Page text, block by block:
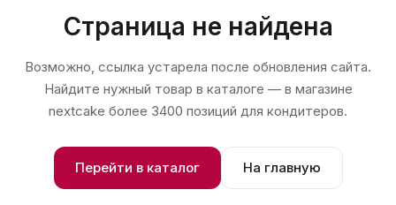
Страница не найдена
Возможно, ссылка устарела после обновления сайта.
Найдите нужный товар в каталоге — в магазине
nextcake более 3400 позиций для кондитеров.
Перейти в каталог На главную